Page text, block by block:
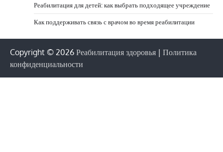
Реабилитация для детей: как выбрать подходящее учреждение
Как поддерживать связь с врачом во время реабилитации
Copyright © 2026 Реабилитация здоровья | Политика
конфиденциальности